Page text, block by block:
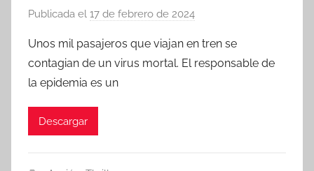
Publicada el 17 de febrero de 2024
r
Unos mil pasajeros que viajan en tren se
contagian de un virus mortal. El responsable de
la epidemia es un
Descargar